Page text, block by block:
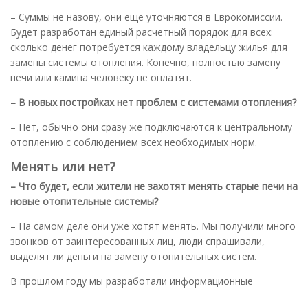
– Суммы не назову, они еще уточняются в Еврокомиссии.
Будет разработан единый расчетный порядок для всех:
сколько денег потребуется каждому владельцу жилья для
замены системы отопления. Конечно, полностью замену
печи или камина человеку не оплатят.
– В новых постройках нет проблем с системами отопления?
– Нет, обычно они сразу же подключаются к центральному
отоплению с соблюдением всех необходимых норм.
Менять или нет?
– Что будет, если жители не захотят менять старые печи на
новые отопительные системы?
– На самом деле они уже хотят менять. Мы получили много
звонков от заинтересованных лиц, люди спрашивали,
выделят ли деньги на замену отопительных систем.
В прошлом году мы разработали информационные